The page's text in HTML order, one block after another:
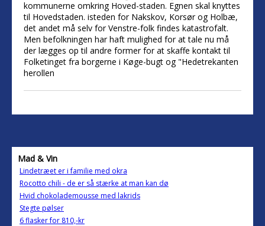
kommunerne omkring Hoved-staden. Egnen skal knyttes
til Hovedstaden. isteden for Nakskov, Korsør og Holbæ,
det andet må selv for Venstre-folk findes katastrofalt.
Men befolkningen har haft mulighed for at tale nu må
der lægges op til andre former for at skaffe kontakt til
Folketinget fra borgerne i Køge-bugt og "Hedetrekanten
herollen
Mad & Vin
Lindetræet er i familie med okra
Rocotto chili - de er så stærke at man kan dø
Hvid chokolademousse med lakrids
Stegte pølser
6 flasker for 810,-kr